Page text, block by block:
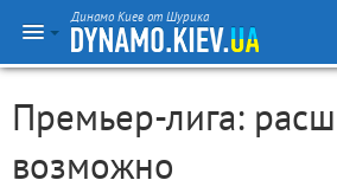
Динамо Киев от Шурика
Премьер-лига:
возможно